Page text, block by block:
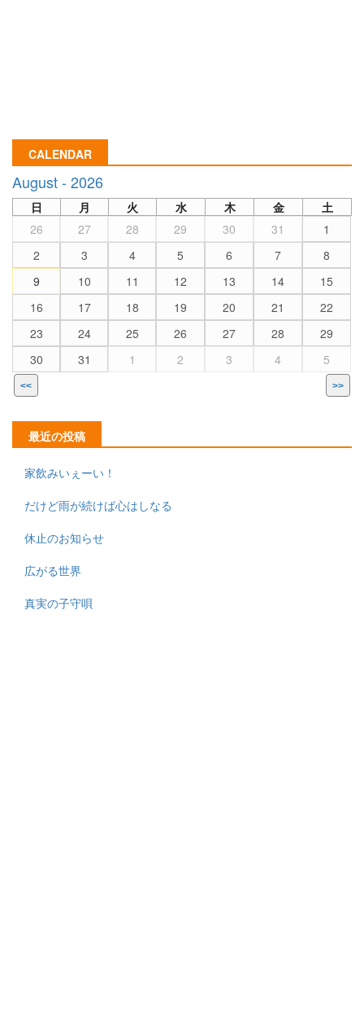
CALENDAR
August - 2026
日 月 火 水 木 金
土
26
27 28 29 30 31
1
2
3 4 5 6 7
8
9
10 11 12 13 14
15
16
17 18 19 20 21
22
23
24 25 26 27 28
29
30
31 1 2 3 4 5
<< >>
最近の投稿
家飲みいぇーい！
だけど雨が続けば心はしなる
休止のお知らせ
広がる世界
真実の子守唄